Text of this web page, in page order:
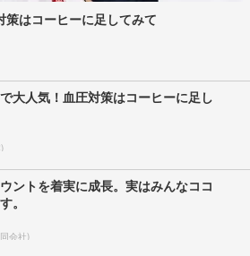
はコーヒーに足してみて
大人気！血圧対策はコーヒーに足し
ントを着実に成長。実はみんなココ
。
会社)